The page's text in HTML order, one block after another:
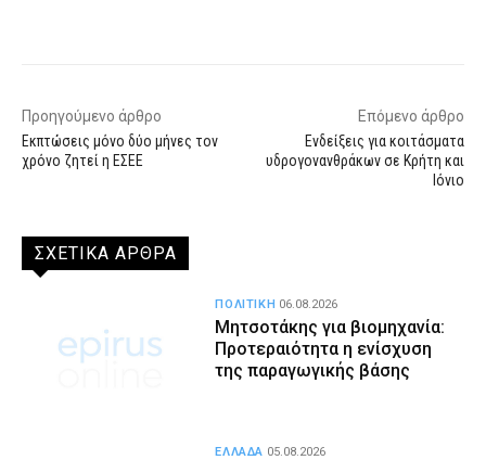
Προηγούμενο άρθρο
Εκπτώσεις μόνο δύο μήνες τον
χρόνο ζητεί η ΕΣΕΕ
Επόμενο άρθρο
Ενδείξεις για κοιτάσματα
υδρογονανθράκων σε Κρήτη και
Ιόνιο
ΣΧΕΤΙΚΑ ΑΡΘΡΑ
Μητσοτάκης για βιομηχανία:
Προτεραιότητα η ενίσχυση
της παραγωγικής βάσης
ΠΟΛΙΤΙΚΗ 06.08.2026
ΕΛΛΑΔΑ 05.08.2026